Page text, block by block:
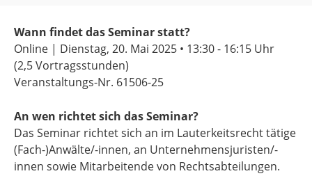
Wann findet das Seminar statt?
Online | Dienstag, 20. Mai 2025 • 13:30 - 16:15 Uhr
(2,5 Vortragsstunden)
Veranstaltungs-Nr. 61506-25
An wen richtet sich das Seminar?
Das Seminar richtet sich an im Lauterkeitsrecht tätige
(Fach-)Anwälte/-innen, an Unternehmensjuristen/-
innen sowie Mitarbeitende von Rechtsabteilungen.